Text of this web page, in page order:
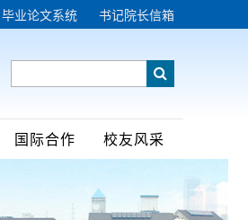
毕业论文系统 书记院长信箱
国际合作 校友风采